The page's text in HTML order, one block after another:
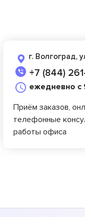
г. Волгоград,
+7 (844)
ежедневно с
Приём заказов,
телефонные
работы офиса